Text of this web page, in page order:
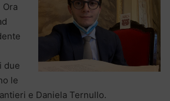
due
le
e Daniela Ternullo.